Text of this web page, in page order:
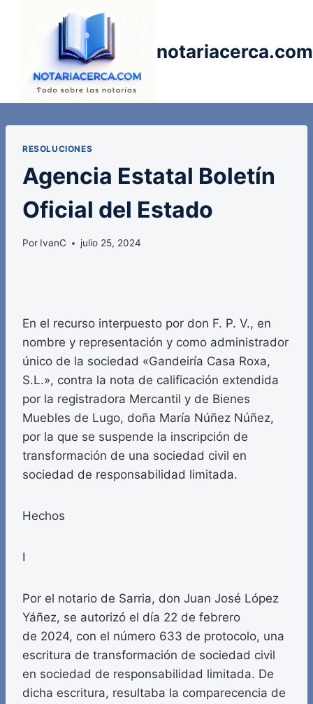
notariacerca.com
RESOLUCIONES
Agencia Estatal Boletín
Oficial del Estado
Por IvanC julio 25, 2024
En el recurso interpuesto por don F. P. V., en
nombre y representación y como administrador
único de la sociedad «Gandeiría Casa Roxa,
S.L.», contra la nota de calificación extendida
por la registradora Mercantil y de Bienes
Muebles de Lugo, doña María Núñez Núñez,
por la que se suspende la inscripción de
transformación de una sociedad civil en
sociedad de responsabilidad limitada.
Hechos
I
Por el notario de Sarria, don Juan José López
Yáñez, se autorizó el día 22 de febrero
de 2024, con el número 633 de protocolo, una
escritura de transformación de sociedad civil
en sociedad de responsabilidad limitada. De
dicha escritura, resultaba la comparecencia de